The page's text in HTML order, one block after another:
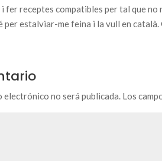
fer receptes compatibles per tal que no
per estalviar-me feina i la vull en català.
electrónico no será publicada. Los